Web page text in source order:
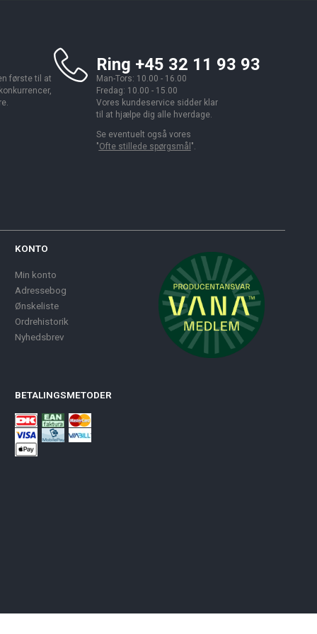
første til at
Ring +45 32 11 93 93
Man-Tors: 10.00 - 16.00
Fredag: 10.00 - 15.00
Vores kundeservice sidder klar
til at hjælpe dig alle hverdage.
Se eventuelt også vores
"Ofte stillede spørgsmål ".
KONTO
Min konto
Adressebog
Ønskeliste
Ordrehistorik
Nyhedsbrev
BETALINGSMETODER